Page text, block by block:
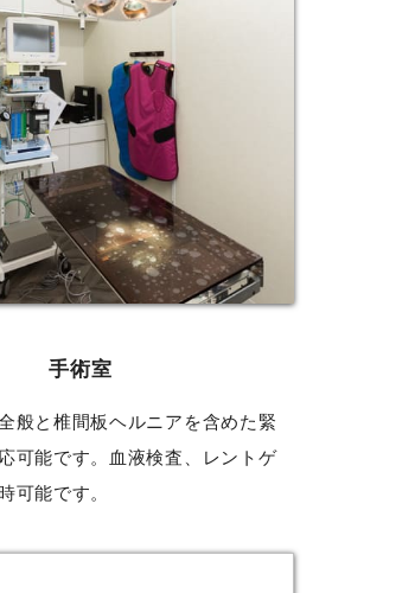
手術室
般と椎間板ヘルニアを含めた緊
可能です。血液検査、レントゲ
可能です。